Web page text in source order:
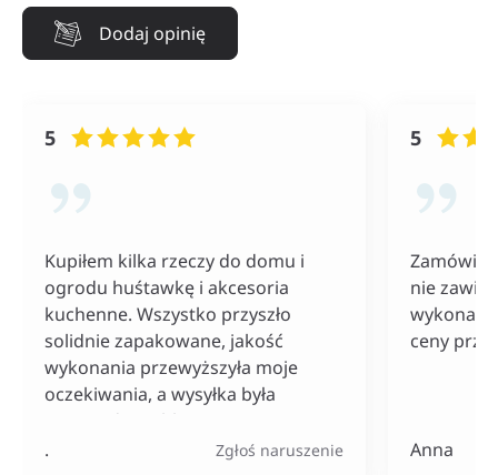
Dodaj opinię
5
Kupiłem kilka rzeczy do domu i
ogrodu huśtawkę i akcesoria
kuchenne. Wszystko przyszło
solidnie zapakowane, jakość
wykonania przewyższyła moje
oczekiwania, a wysyłka była
naprawdę szybka. Do tego ceny
bardzo konkurencyjne, szczególnie
. Zgłoś naruszenie
5
nie
ceny
Anna